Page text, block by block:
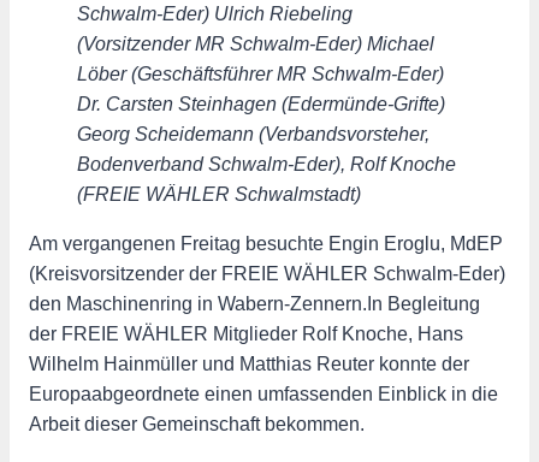
Schwalm-Eder) Ulrich Riebeling
(Vorsitzender MR Schwalm-Eder) Michael
Löber (Geschäftsführer MR Schwalm-Eder)
Dr. Carsten Steinhagen (Edermünde-Grifte)
Georg Scheidemann (Verbandsvorsteher,
Bodenverband Schwalm-Eder), Rolf Knoche
(FREIE WÄHLER Schwalmstadt)
Am vergangenen Freitag besuchte Engin Eroglu, MdEP
(Kreisvorsitzender der FREIE WÄHLER Schwalm-Eder)
den Maschinenring in Wabern-Zennern.In Begleitung
der FREIE WÄHLER Mitglieder Rolf Knoche, Hans
Wilhelm Hainmüller und Matthias Reuter konnte der
Europaabgeordnete einen umfassenden Einblick in die
Arbeit dieser Gemeinschaft bekommen.